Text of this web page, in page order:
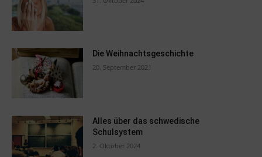
Die Weihnachtsgeschichte
20. September 2021
Alles über das schwedische
Schulsystem
2. Oktober 2024